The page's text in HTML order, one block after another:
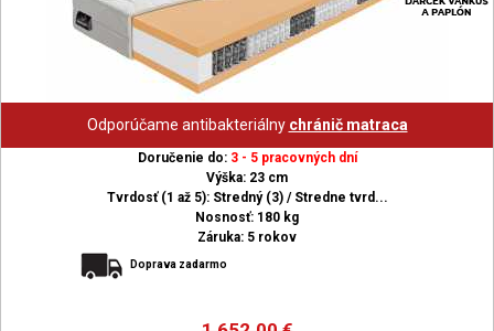
Odporúčame antibakteriálny chránič matraca
Doručenie do: 3 - 5 pracovných dní
Výška: 23 cm
Tvrdosť (1 až 5): Stredný (3) / Stredne tvrd...
Nosnosť: 180 kg
Záruka: 5 rokov
Doprava zadarmo